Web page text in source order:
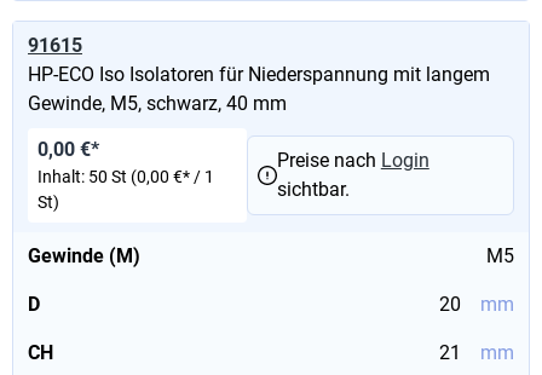
91615
HP-ECO Iso Isolatoren für Niederspannung mit langem
Gewinde, M5, schwarz, 40 mm
Gewinde (M) M5
D 20 mm
CH 21 mm
0,00 €*
Inhalt: 50 St (0,00 €* / 1
St)
Preise nach Login
sichtbar.